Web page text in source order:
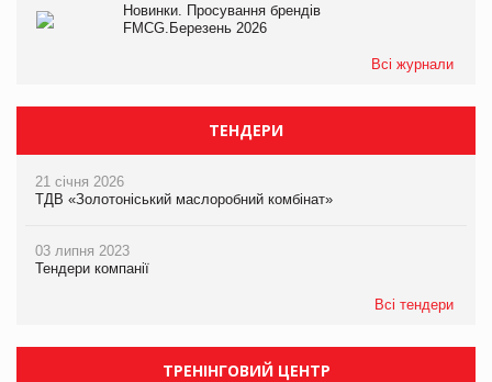
Новинки. Просування брендів
FMCG.Березень 2026
Всі журнали
ТЕНДЕРИ
21 січня 2026
ТДВ «Золотоніський маслоробний комбінат»
03 липня 2023
Тендери компанії
Всі тендери
ТРЕНІНГОВИЙ ЦЕНТР